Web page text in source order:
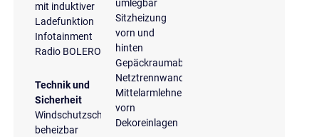
mit induktiver
Ladefunktion
Infotainment
Radio BOLERO
Technik und
Sicherheit
Windschutzscheibe
beheizbar
umlegbar
Sitzheizung
vorn und
hinten
Gepäckraumabdeckung
Netztrennwand
Mittelarmlehne
vorn
Dekoreinlagen